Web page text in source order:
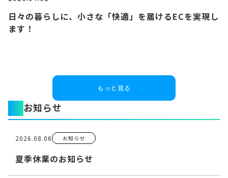
日々の暮らしに、小さな「快適」を届けるECを実現し
ます！
もっと見る
お知らせ
2026.08.06 お知らせ
夏季休業のお知らせ